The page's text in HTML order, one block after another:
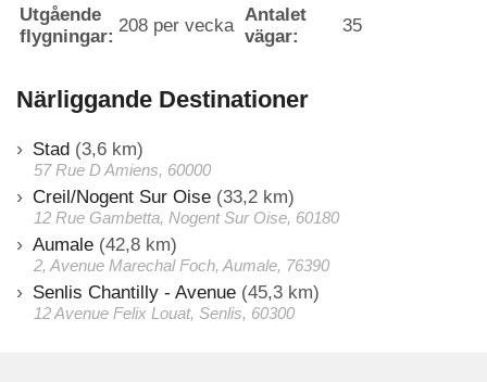
Utgående
flygningar:
208 per vecka
Antalet
vägar:
35
Närliggande Destinationer
Stad (3,6 km)
57 Rue D Amiens, 60000
Creil/Nogent Sur Oise (33,2 km)
12 Rue Gambetta, Nogent Sur Oise, 60180
Aumale (42,8 km)
2, Avenue Marechal Foch, Aumale, 76390
Senlis Chantilly - Avenue (45,3 km)
12 Avenue Felix Louat, Senlis, 60300